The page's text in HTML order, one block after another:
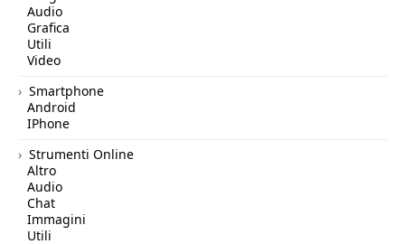
Audio
Grafica
Utili
Video
Smartphone
Android
IPhone
Strumenti Online
Altro
Audio
Chat
Immagini
Utili